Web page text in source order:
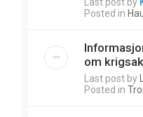
Posted in
om
Last post by
Posted in